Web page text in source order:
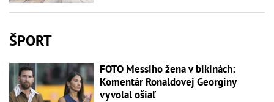
ŠPORT
FOTO Messiho žena v bikinách:
Komentár Ronaldovej Georginy
vyvolal ošiaľ